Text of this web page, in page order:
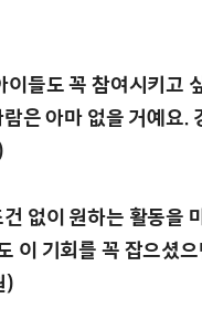
이들도 꼭 참여시키고
은 아마 없을 거예요.
없이 원하는 활동을
이 기회를 꼭 잡으셨
)